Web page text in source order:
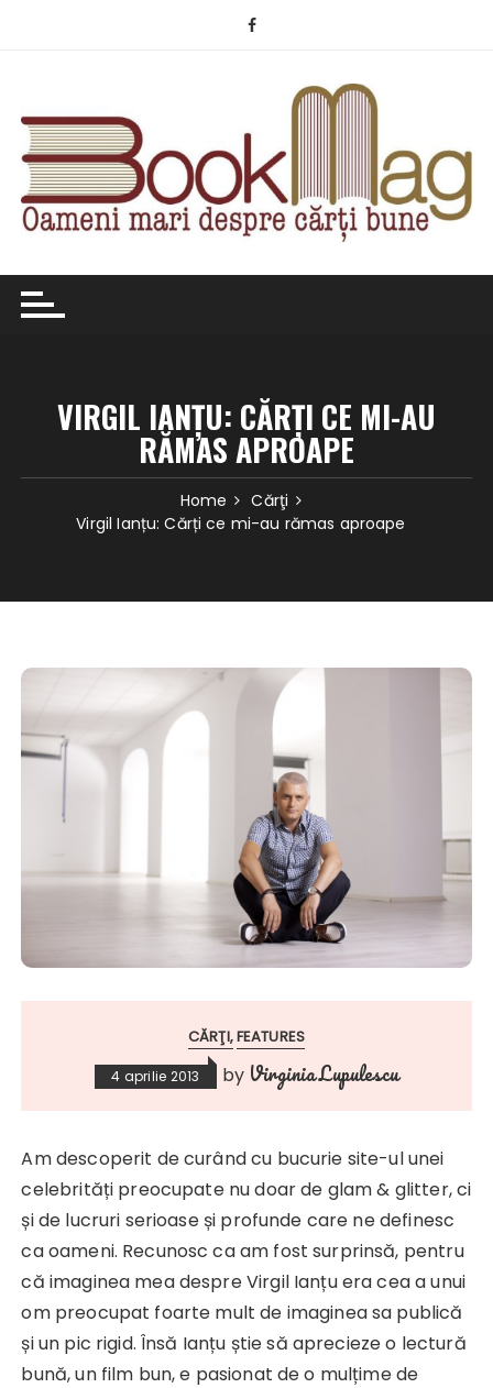
VIRGIL IANȚU: CĂRȚI CE MI-AU
RĂMAS APROAPE
Home
Cărţi
Virgil Ianțu: Cărți ce mi-au rămas aproape
CĂRŢI FEATURES
4 aprilie 2013 by Virginia Lupulescu
Am descoperit de curând cu bucurie site-ul unei
celebrități preocupate nu doar de glam & glitter, ci
și de lucruri serioase și profunde care ne definesc
ca oameni. Recunosc ca am fost surprinsă, pentru
că imaginea mea despre Virgil Ianțu era cea a unui
om preocupat foarte mult de imaginea sa publică
și un pic rigid. Însă Ianțu știe să aprecieze o lectură
bună, un film bun, e pasionat de o mulțime de